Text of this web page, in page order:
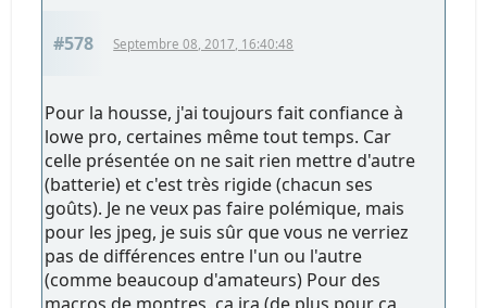
#578 Septembre 08, 2017, 16:40:48
Pour la housse, j'ai toujours fait confiance à
lowe pro, certaines même tout temps. Car
celle présentée on ne sait rien mettre d'autre
(batterie) et c'est très rigide (chacun ses
goûts). Je ne veux pas faire polémique, mais
pour les jpeg, je suis sûr que vous ne verriez
pas de différences entre l'un ou l'autre
(comme beaucoup d'amateurs) Pour des
macros de montres, ça ira (de plus pour ça,